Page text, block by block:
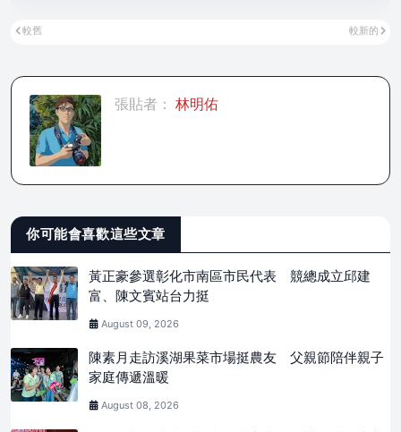
較新的
較舊
張貼者： 林明佑
你可能會喜歡這些文章
黃正豪參選彰化市南區市民代表 競總成立邱建
富、陳文賓站台力挺
August 09, 2026
陳素月走訪溪湖果菜市場挺農友 父親節陪伴親子
家庭傳遞溫暖
August 08, 2026